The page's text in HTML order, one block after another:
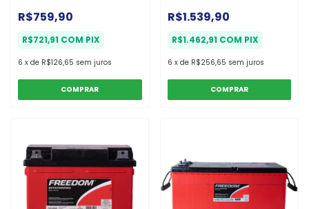
R$759,90
R$721,91 COM PIX
6 x de R$126,65 sem juros
COMPRAR
R$1.539,90
R$1.462,91 COM PIX
6 x de R$256,65 sem juros
COMPRAR